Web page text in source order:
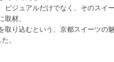
ビジュアルだけでなく、そのスイ
取材。
取り込むという、京都スイーツの
。